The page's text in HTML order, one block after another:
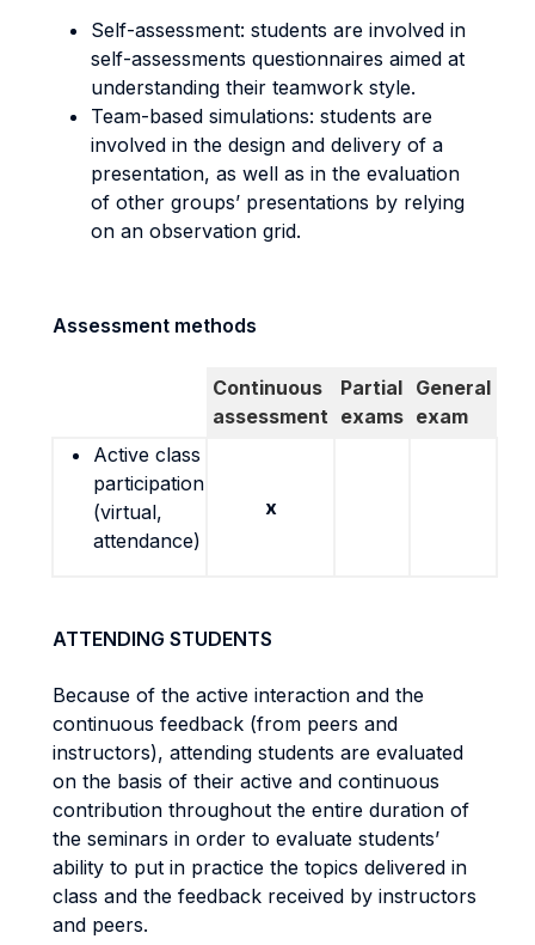
Self-assessment: students are involved in
self-assessments questionnaires aimed at
understanding their teamwork style.
Team-based simulations: students are
involved in the design and delivery of a
presentation, as well as in the evaluation
of other groups’ presentations by relying
on an observation grid.
Assessment methods
Continuous
assessment
Partial
exams
General
exam
Active class
participation
(virtual,
attendance)
x
ATTENDING STUDENTS
Because of the active interaction and the
continuous feedback (from peers and
instructors), attending students are evaluated
on the basis of their active and continuous
contribution throughout the entire duration of
the seminars in order to evaluate students’
ability to put in practice the topics delivered in
class and the feedback received by instructors
and peers.